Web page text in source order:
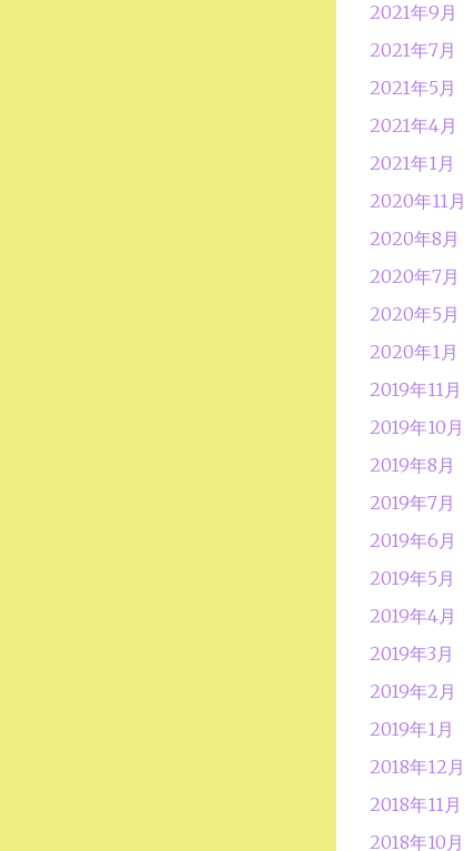
2021年9月
2021年7月
2021年5月
2021年4月
2021年1月
2020年11月
2020年8月
2020年7月
2020年5月
2020年1月
2019年11月
2019年10月
2019年8月
2019年7月
2019年6月
2019年5月
2019年4月
2019年3月
2019年2月
2019年1月
2018年12月
2018年11月
2018年10月